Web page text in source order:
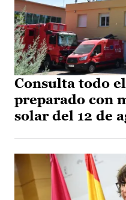
Consulta todo
preparado con
solar del 12 de